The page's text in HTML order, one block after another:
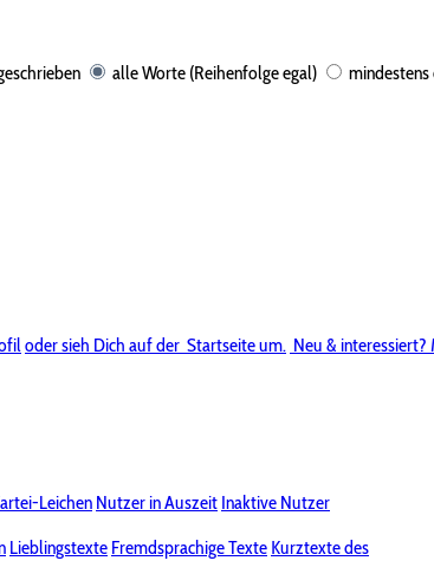
alle Worte (Reihenfolge egal) mindestens
oder sieh Dich auf der Startseite um. Neu & interessiert?
Leichen Nutzer in Auszeit Inaktive Nutzer
Lieblingstexte Fremdsprachige Texte Kurztexte des